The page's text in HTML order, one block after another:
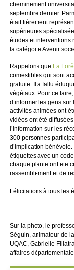
cheminement
septembre dernier.
était fièrement
supérieures
études et interventions
la catégorie Avenir
Rappelons que La
comestibles qui sont
gratuite. Il a fallu
végétaux. Pour ce
d’informer les gens
activités animées ont
vidéos ont été
l’information sur les
300 personnes
d’implication
étiquettes avec un
chaque plante ont été
rassemblement et de
Félicitations à tous les
Sur la photo, le
Séguin, animateur de
UQAC, Gabrielle
affaires